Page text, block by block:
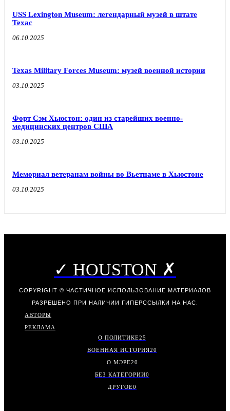
USS Lexington Museum: легендарный музей в штате
Техас
06.10.2025
Texas Military Forces Museum: музей военной истории
03.10.2025
Форт Сэм Хьюстон: один из старейших военно-
медицинских центров США
03.10.2025
Мемориал ветеранам войны во Вьетнаме в Хьюстоне
03.10.2025
✓ HOUSTON ✗
COPYRIGHT © ЧАСТИЧНОЕ ИСПОЛЬЗОВАНИЕ МАТЕРИАЛОВ
РАЗРЕШЕНО ПРИ НАЛИЧИИ ГИПЕРССЫЛКИ НА НАС.
АВТОРЫ
РЕКЛАМА
О ПОЛИТИКЕ25
ВОЕННАЯ ИСТОРИЯ20
О МЭРЕ20
БЕЗ КАТЕГОРИИ0
ДРУГОЕ0